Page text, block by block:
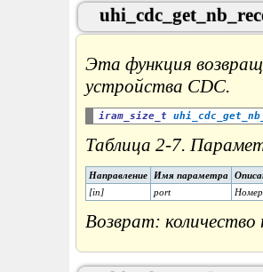
Эта функция
устройства CDC.
iram_size_t
Таблица 2-7.
Направление Имя параметра
[in]
port
Возврат: